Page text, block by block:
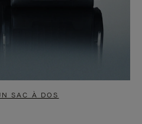
SAC À DOS